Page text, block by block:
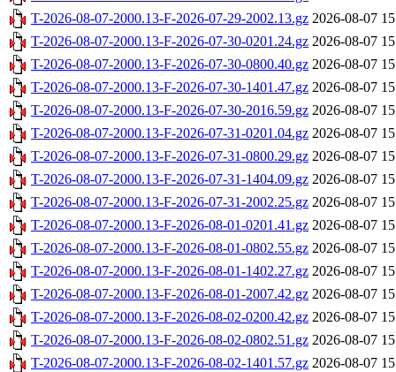
T-2026-08-07-2000.13-F-2026-07-29-2002.13.gz 2026-08-07
T-2026-08-07-2000.13-F-2026-07-30-0201.24.gz 2026-08-07
T-2026-08-07-2000.13-F-2026-07-30-0800.40.gz 2026-08-07
T-2026-08-07-2000.13-F-2026-07-30-1401.47.gz 2026-08-07
T-2026-08-07-2000.13-F-2026-07-30-2016.59.gz 2026-08-07
T-2026-08-07-2000.13-F-2026-07-31-0201.04.gz 2026-08-07
T-2026-08-07-2000.13-F-2026-07-31-0800.29.gz 2026-08-07
T-2026-08-07-2000.13-F-2026-07-31-1404.09.gz 2026-08-07
T-2026-08-07-2000.13-F-2026-07-31-2002.25.gz 2026-08-07
T-2026-08-07-2000.13-F-2026-08-01-0201.41.gz 2026-08-07
T-2026-08-07-2000.13-F-2026-08-01-0802.55.gz 2026-08-07
T-2026-08-07-2000.13-F-2026-08-01-1402.27.gz 2026-08-07
T-2026-08-07-2000.13-F-2026-08-01-2007.42.gz 2026-08-07
T-2026-08-07-2000.13-F-2026-08-02-0200.42.gz 2026-08-07
T-2026-08-07-2000.13-F-2026-08-02-0802.51.gz 2026-08-07
T-2026-08-07-2000.13-F-2026-08-02-1401.57.gz 2026-08-07